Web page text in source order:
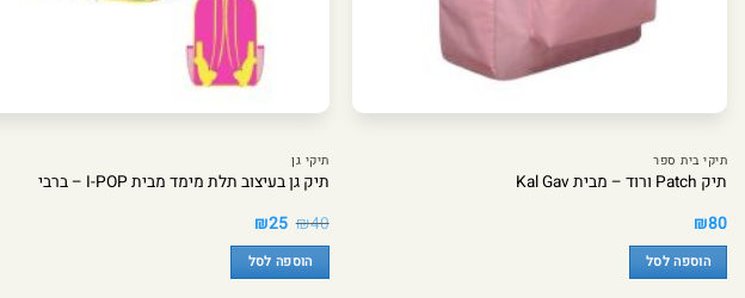
תיקי בית ספר
תיק Patch ורוד – מבית Kal Gav
₪80
הוספה לסל
תיקי גן
תיק גן בעיצוב תלת מימד מבית I-POP – ברבי
₪40 המחיר
היה:
₪40.
₪25
הוא:
₪25.הוספה לסל